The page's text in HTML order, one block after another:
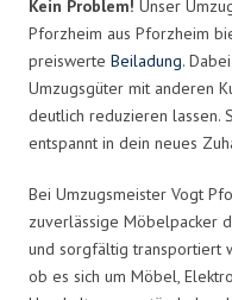
Kein Problem! Unser
Pforzheim aus Pforzheim
preiswerte Beiladung.
Umzugsgüter mit anderen
deutlich reduzieren lassen.
entspannt in dein neues
Bei Umzugsmeister Vogt
zuverlässige Möbelpacker
und sorgfältig transportiert
ob es sich um Möbel,